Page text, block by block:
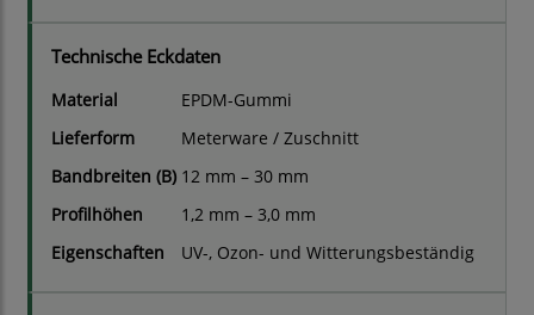
Technische Eckdaten
Material
EPDM-Gummi
Lieferform
Meterware / Zuschnitt
Bandbreiten (B) 12 mm – 30 mm
Profilhöhen
1,2 mm – 3,0 mm
Eigenschaften
UV-, Ozon- und Witterungsbeständig